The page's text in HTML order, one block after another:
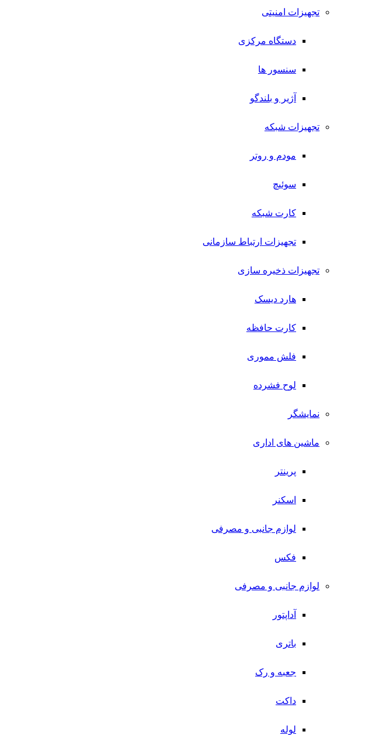
تجهیزات امنیتی
دستگاه مرکزی
سنسور ها
آژیر و بلندگو
تجهیزات شبکه
مودم و روتر
سوئیچ
کارت شبکه
تجهیزات ارتباط سازمانی
تجهیزات ذخیره سازی
هارد دیسک
کارت حافظه
فلش مموری
لوح فشرده
نمایشگر
ماشین های اداری
پرینتر
اسکنر
لوازم جانبی و مصرفی
فکس
لوازم جانبی و مصرفی
آداپتور
باتری
جعبه و رک
داکت
لوله